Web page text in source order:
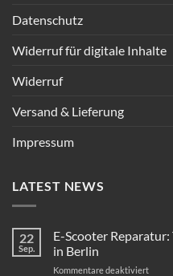
Datenschutz
Widerruf für digitale Inhalte
Widerruf
Versand & Lieferung
Impressum
LATEST NEWS
22
Sep.
E-Scooter
in Berlin
Kommentare deaktiviertfür